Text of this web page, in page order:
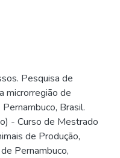
Pesquisa de
microrregião de
Brasil.
- Curso de Mestrado
de Produção,
Pernambuco,